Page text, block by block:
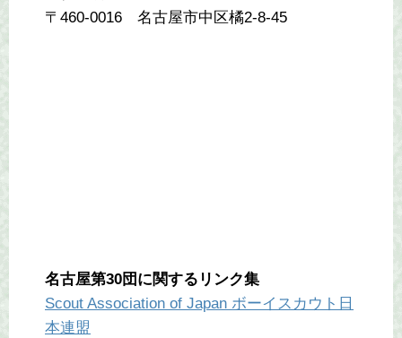
〒460-0016 名古屋市中区橘2-8-45
名古屋第30団に関するリンク集
Scout Association of Japan ボーイスカウト日
本連盟